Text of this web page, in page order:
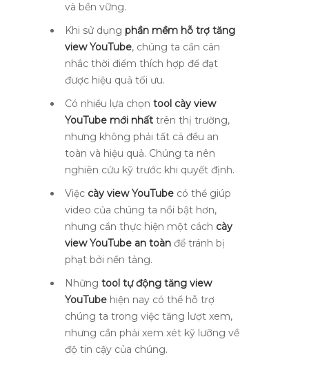
và bền vững.
Khi sử dụng phần mềm hỗ trợ tăng
view YouTube, chúng ta cần cân
nhắc thời điểm thích hợp để đạt
được hiệu quả tối ưu.
Có nhiều lựa chọn tool cày view
YouTube mới nhất trên thị trường,
nhưng không phải tất cả đều an
toàn và hiệu quả. Chúng ta nên
nghiên cứu kỹ trước khi quyết định.
Việc cày view YouTube có thể giúp
video của chúng ta nổi bật hơn,
nhưng cần thực hiện một cách cày
view YouTube an toàn để tránh bị
phạt bởi nền tảng.
Những tool tự động tăng view
YouTube hiện nay có thể hỗ trợ
chúng ta trong việc tăng lượt xem,
nhưng cần phải xem xét kỹ lưỡng về
độ tin cậy của chúng.